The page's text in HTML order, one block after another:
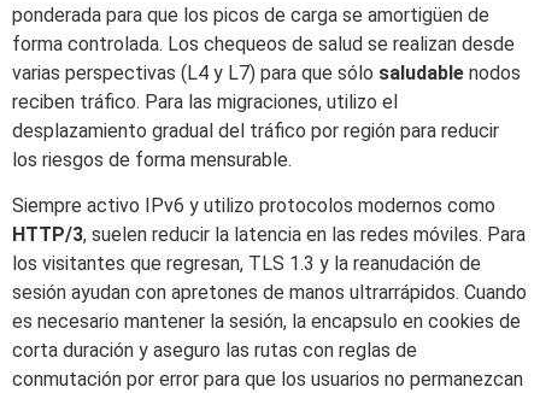
ponderada para que los picos de carga se amortigüen de
forma controlada. Los chequeos de salud se realizan desde
varias perspectivas (L4 y L7) para que sólo saludable nodos
reciben tráfico. Para las migraciones, utilizo el
desplazamiento gradual del tráfico por región para reducir
los riesgos de forma mensurable.
Siempre activo IPv6 y utilizo protocolos modernos como
HTTP/3, suelen reducir la latencia en las redes móviles. Para
los visitantes que regresan, TLS 1.3 y la reanudación de
sesión ayudan con apretones de manos ultrarrápidos. Cuando
es necesario mantener la sesión, la encapsulo en cookies de
corta duración y aseguro las rutas con reglas de
conmutación por error para que los usuarios no permanezcan